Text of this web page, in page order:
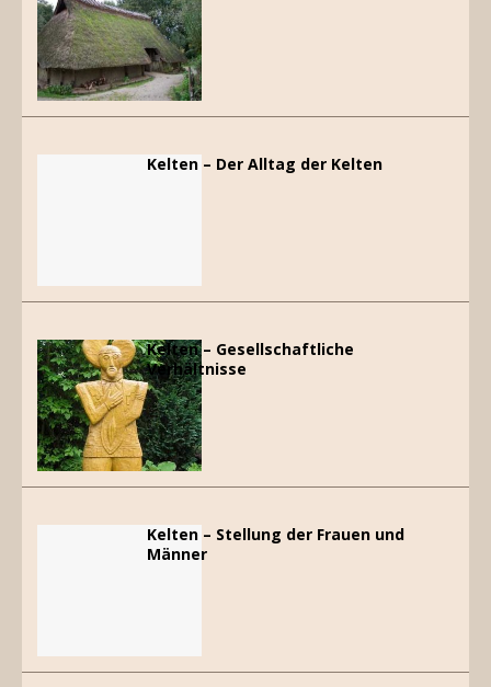
Kelten – Der Alltag der Kelten
Kelten – Gesellschaftliche
Verhältnisse
Kelten – Stellung der Frauen und
Männer